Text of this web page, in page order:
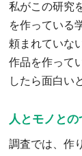
私がこの研究
を作っている
頼まれていな
作品を作って
したら面白い
人とモノと
調査では、作